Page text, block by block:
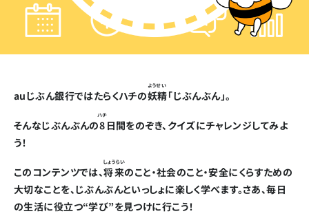
auじぶん銀行ではたらくハチの妖精
ようせい
「じぶんぶん」。
そんなじぶんぶんの8
ハチ
日間をのぞき、クイズにチャレンジしてみよ
う！
このコンテンツでは、将来
しょうらい
のこと・社会のこと・安全にくらすための
大切なことを、じぶんぶんといっしょに楽しく学べます。さあ、毎日
の生活に役立つ“学び”を見つけに行こう！